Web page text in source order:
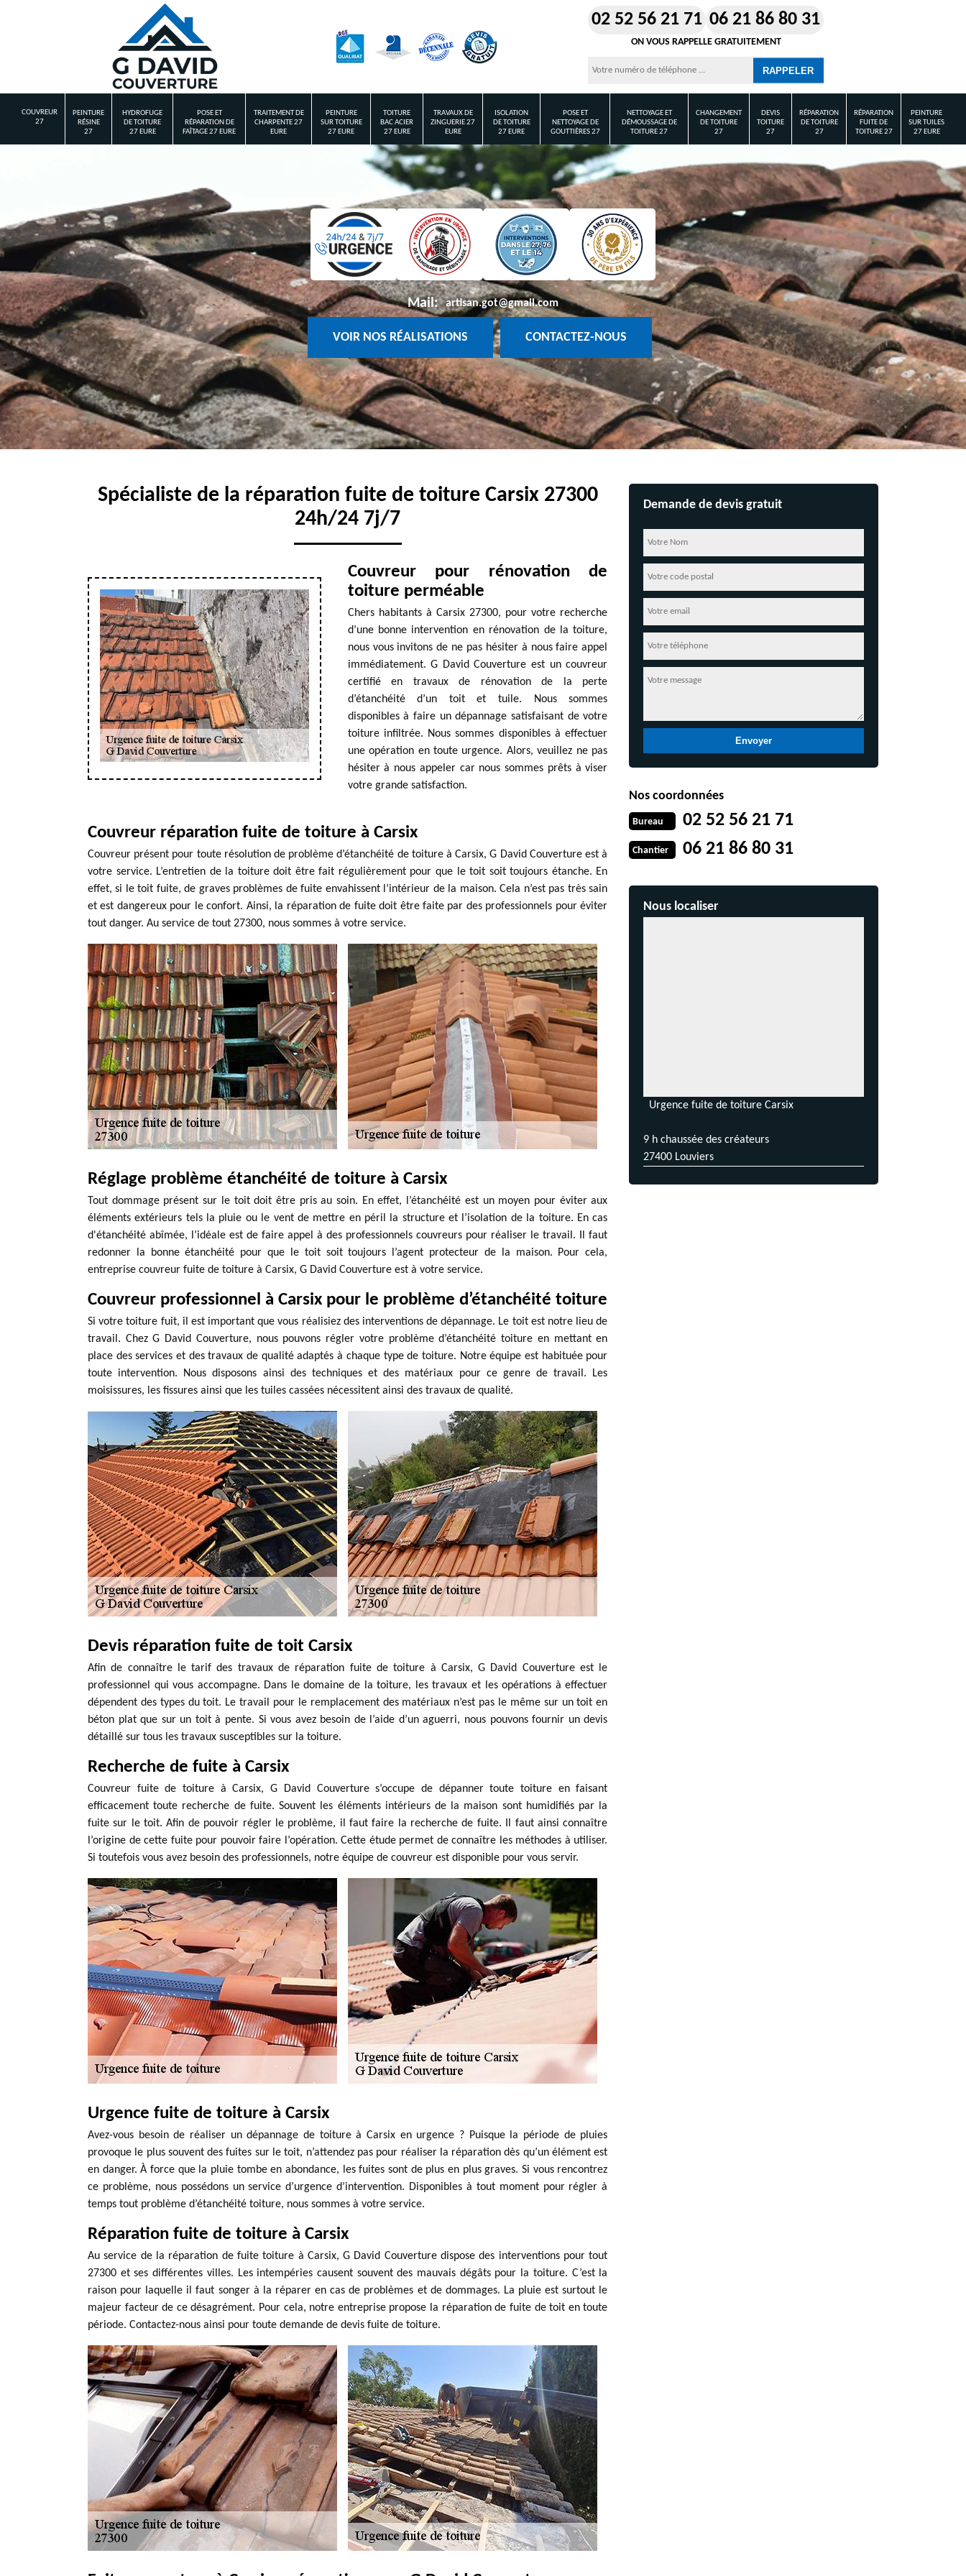
02 52 56 21 71 06 21 86 80 31
ON VOUS RAPPELLE GRATUITEMENT
COUVREUR
27
PEINTURE
RÉSINE
27
HYDROFUGE
DE TOITURE
27 EURE
POSE ET
RÉPARATION DE
FAÎTAGE 27 EURE
TRAITEMENT DE
CHARPENTE 27
EURE
PEINTURE
SUR TOITURE
27 EURE
TOITURE
BAC ACIER
27 EURE
TRAVAUX DE
ZINGUERIE 27
EURE
ISOLATION
DE TOITURE
27 EURE
POSE ET
NETTOYAGE DE
GOUTTIÈRES 27
NETTOYAGE ET
DÉMOUSSAGE DE
TOITURE 27
CHANGEMENT
DE TOITURE
27
DEVIS
TOITURE
27
RÉPARATION
DE TOITURE
27
RÉPARATION
FUITE DE
TOITURE 27
PEINTURE
SUR TUILES
27 EURE
Mail: artisan.got@gmail.com
VOIR NOS RÉALISATIONS CONTACTEZ-NOUS
Spécialiste de la réparation fuite de toiture Carsix 27300
24h/24 7j/7
Couvreur pour rénovation de
toiture perméable
Chers habitants à Carsix 27300, pour votre recherche
d’une bonne intervention en rénovation de la toiture,
nous vous invitons de ne pas hésiter à nous faire appel
immédiatement. G David Couverture est un couvreur
certifié en travaux de rénovation de la perte
d’étanchéité d’un toit et tuile. Nous sommes
disponibles à faire un dépannage satisfaisant de votre
toiture infiltrée. Nous sommes disponibles à effectuer
une opération en toute urgence. Alors, veuillez ne pas
hésiter à nous appeler car nous sommes prêts à viser
votre grande satisfaction.
Couvreur réparation fuite de toiture à Carsix
Couvreur présent pour toute résolution de problème d’étanchéité de toiture à Carsix, G David Couverture est à
votre service. L’entretien de la toiture doit être fait régulièrement pour que le toit soit toujours étanche. En
effet, si le toit fuite, de graves problèmes de fuite envahissent l’intérieur de la maison. Cela n’est pas très sain
et est dangereux pour le confort. Ainsi, la réparation de fuite doit être faite par des professionnels pour éviter
tout danger. Au service de tout 27300, nous sommes à votre service.
Réglage problème étanchéité de toiture à Carsix
Tout dommage présent sur le toit doit être pris au soin. En effet, l’étanchéité est un moyen pour éviter aux
éléments extérieurs tels la pluie ou le vent de mettre en péril la structure et l’isolation de la toiture. En cas
d'étanchéité abîmée, l’idéale est de faire appel à des professionnels couvreurs pour réaliser le travail. Il faut
redonner la bonne étanchéité pour que le toit soit toujours l’agent protecteur de la maison. Pour cela,
entreprise couvreur fuite de toiture à Carsix, G David Couverture est à votre service.
Couvreur professionnel à Carsix pour le problème d’étanchéité toiture
Si votre toiture fuit, il est important que vous réalisiez des interventions de dépannage. Le toit est notre lieu de
travail. Chez G David Couverture, nous pouvons régler votre problème d’étanchéité toiture en mettant en
place des services et des travaux de qualité adaptés à chaque type de toiture. Notre équipe est habituée pour
toute intervention. Nous disposons ainsi des techniques et des matériaux pour ce genre de travail. Les
moisissures, les fissures ainsi que les tuiles cassées nécessitent ainsi des travaux de qualité.
Devis réparation fuite de toit Carsix
Afin de connaître le tarif des travaux de réparation fuite de toiture à Carsix, G David Couverture est le
professionnel qui vous accompagne. Dans le domaine de la toiture, les travaux et les opérations à effectuer
dépendent des types du toit. Le travail pour le remplacement des matériaux n’est pas le même sur un toit en
béton plat que sur un toit à pente. Si vous avez besoin de l’aide d’un aguerri, nous pouvons fournir un devis
détaillé sur tous les travaux susceptibles sur la toiture.
Recherche de fuite à Carsix
Couvreur fuite de toiture à Carsix, G David Couverture s’occupe de dépanner toute toiture en faisant
efficacement toute recherche de fuite. Souvent les éléments intérieurs de la maison sont humidifiés par la
fuite sur le toit. Afin de pouvoir régler le problème, il faut faire la recherche de fuite. Il faut ainsi connaître
l’origine de cette fuite pour pouvoir faire l’opération. Cette étude permet de connaître les méthodes à utiliser.
Si toutefois vous avez besoin des professionnels, notre équipe de couvreur est disponible pour vous servir.
Urgence fuite de toiture à Carsix
Avez-vous besoin de réaliser un dépannage de toiture à Carsix en urgence ? Puisque la période de pluies
provoque le plus souvent des fuites sur le toit, n’attendez pas pour réaliser la réparation dès qu’un élément est
en danger. À force que la pluie tombe en abondance, les fuites sont de plus en plus graves. Si vous rencontrez
ce problème, nous possédons un service d’urgence d’intervention. Disponibles à tout moment pour régler à
temps tout problème d’étanchéité toiture, nous sommes à votre service.
Réparation fuite de toiture à Carsix
Au service de la réparation de fuite toiture à Carsix, G David Couverture dispose des interventions pour tout
27300 et ses différentes villes. Les intempéries causent souvent des mauvais dégâts pour la toiture. C’est la
raison pour laquelle il faut songer à la réparer en cas de problèmes et de dommages. La pluie est surtout le
majeur facteur de ce désagrément. Pour cela, notre entreprise propose la réparation de fuite de toit en toute
période. Contactez-nous ainsi pour toute demande de devis fuite de toiture.
Demande de devis gratuit
Nos coordonnées
Bureau 02 52 56 21 71
Chantier 06 21 86 80 31
Nous localiser
Urgence fuite de toiture Carsix
9 h chaussée des créateurs
27400 Louviers